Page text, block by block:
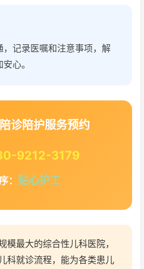
记录医嘱和注意事项，解
心。
诊陪护服务预约
9212-3179
： 贴心护工
模最大的综合性儿科医院，
科就诊流程，能为各类患儿